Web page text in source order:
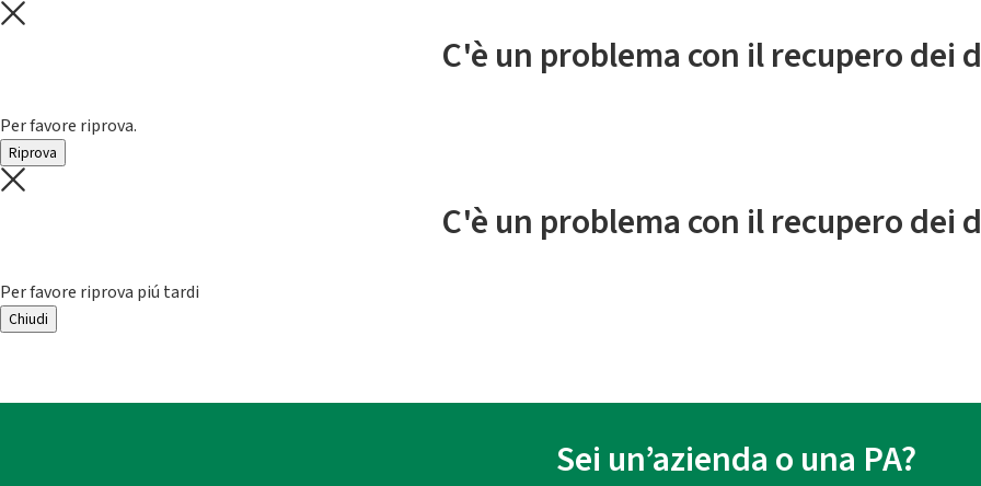
C'è un problema con il recupero dei
Per favore riprova.
Riprova
C'è un problema con il recupero dei
Per favore riprova piú tardi
Chiudi
Sei un’azienda o una PA?